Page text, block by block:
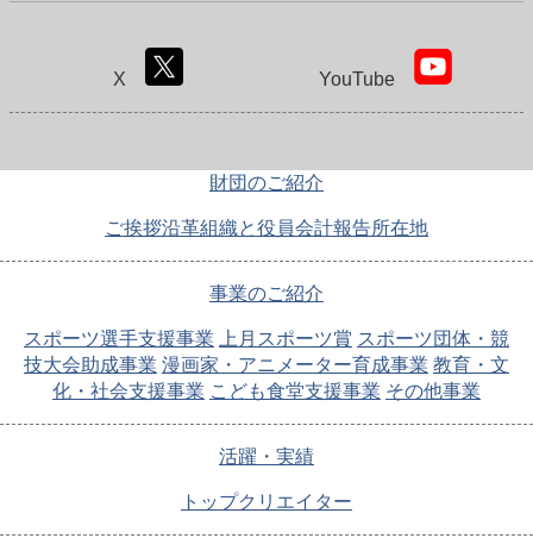
X YouTube
財団のご紹介
ご挨拶沿革組織と役員会計報告所在地
事業のご紹介
スポーツ選手支援事業 上月スポーツ賞 スポーツ団体・競
技大会助成事業 漫画家・アニメーター育成事業 教育・文
化・社会支援事業 こども食堂支援事業 その他事業
活躍・実績
トップクリエイター